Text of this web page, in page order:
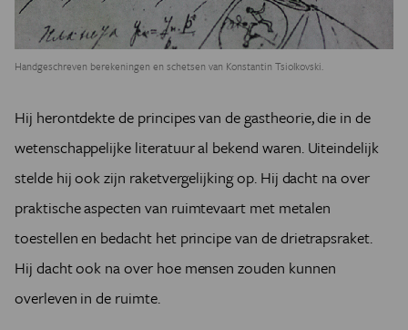
Handgeschreven berekeningen en schetsen van Konstantin Tsiolkovski.
Hij herontdekte de principes van de gastheorie, die in de
wetenschappelijke literatuur al bekend waren. Uiteindelijk
stelde hij ook zijn raketvergelijking op. Hij dacht na over
praktische aspecten van ruimtevaart met metalen
toestellen en bedacht het principe van de drietrapsraket.
Hij dacht ook na over hoe mensen zouden kunnen
overleven in de ruimte.